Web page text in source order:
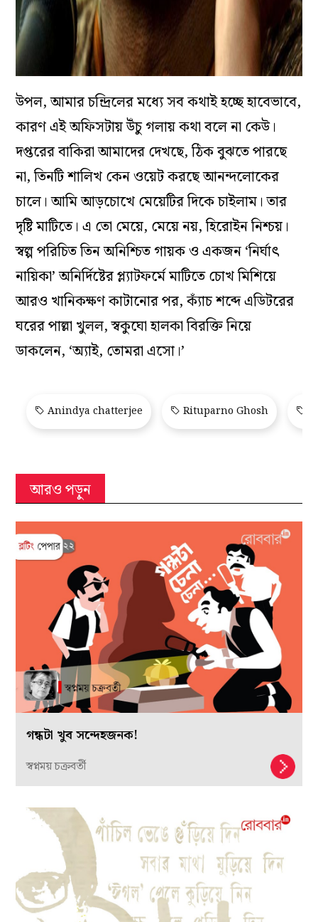
উপল, আমার চন্দ্রিলের মধ‌্যে সব কথাই হচ্ছে হাবেভাবে,
কারণ এই অফিসটায় উঁচু গলায় কথা বলে না কেউ।
দপ্তরের বাকিরা আমাদের দেখছে, ঠিক বুঝতে পারছে
না, তিনটি শালিখ কেন ওয়েট করছে আনন্দলোকের
চালে। আমি আড়চোখে মেয়েটির দিকে চাইলাম। তার
দৃষ্টি মাটিতে। এ তো মেয়ে, মেয়ে নয়, হিরোইন নিশ্চয়।
স্বল্প পরিচিত তিন অনিশ্চিত গায়ক ও একজন ‘নির্ঘাৎ
নায়িকা’ অনির্দিষ্টের প্ল‌্যাটফর্মে মাটিতে চোখ মিশিয়ে
আরও খানিকক্ষণ কাটানোর পর, ক‌্যাঁচ শব্দে এডিটরের
ঘরের পাল্লা খুলল, স্বকুঘো হালকা বিরক্তি নিয়ে
ডাকলেন, ‘অ‌্যাই, তোমরা এসো।’
Anindya chatterjee Rituparno Ghosh
আরও পড়ুন
গন্ধটা খুব সন্দেহজনক!
স্বপ্নময় চক্রবর্তী